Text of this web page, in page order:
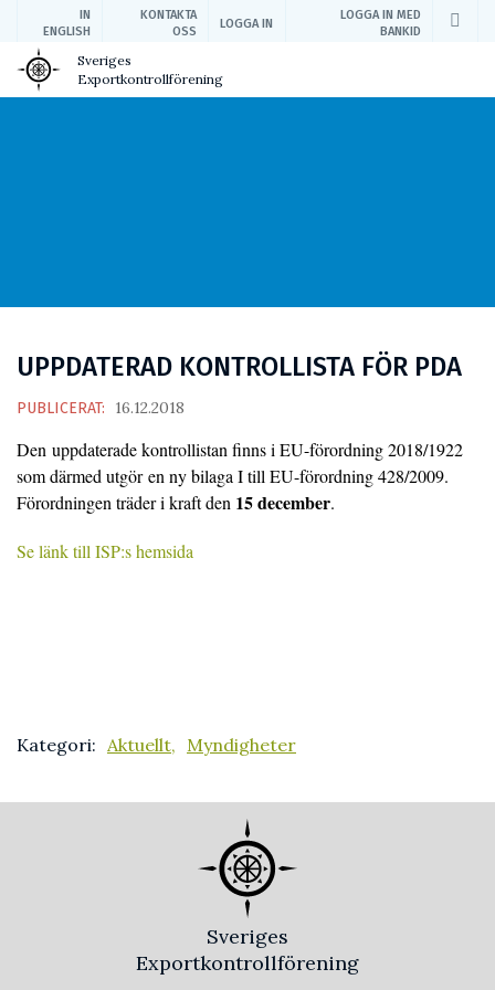
IN
ENGLISH
KONTAKTA
OSS
LOGGA IN
LOGGA IN MED
BANKID
Sveriges
Exportkontrollförening
UPPDATERAD KONTROLLISTA FÖR PDA
PUBLICERAT: 16.12.2018
Den uppdaterade kontrollistan finns i EU-förordning 2018/1922
som därmed utgör en ny bilaga I till EU-förordning 428/2009.
Förordningen träder i kraft den 15 december.
Se länk till ISP:s hemsida
Kategori: Aktuellt, Myndigheter
Sveriges
Exportkontrollförening